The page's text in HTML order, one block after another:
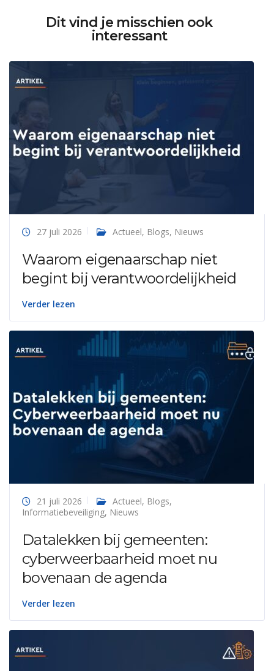
Dit vind je misschien ook
interessant
27 juli 2026 Actueel, Blogs, Nieuws
Waarom eigenaarschap niet
begint bij verantwoordelijkheid
Verder lezen
21 juli 2026 Actueel, Blogs,
Informatiebeveiliging, Nieuws
Datalekken bij gemeenten:
cyberweerbaarheid moet nu
bovenaan de agenda
Verder lezen